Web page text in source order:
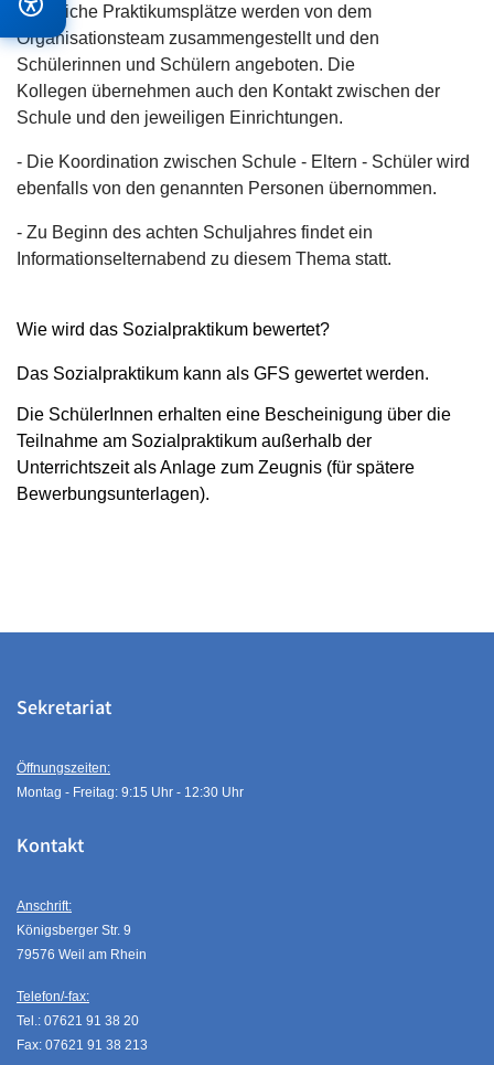
- Mögliche Praktikumsplätze werden von dem
Organisationsteam zusammengestellt und den
Schülerinnen und Schülern angeboten. Die
Kollegen übernehmen auch den Kontakt zwischen der
Schule und den jeweiligen Einrichtungen.
- Die Koordination zwischen Schule - Eltern - Schüler wird
ebenfalls von den genannten Personen übernommen.
- Zu Beginn des achten Schuljahres findet ein
Informationselternabend zu diesem Thema statt.
Wie wird das Sozialpraktikum bewertet?
Das Sozialpraktikum kann als GFS gewertet werden.
Die SchülerInnen erhalten eine Bescheinigung über die
Teilnahme am Sozialpraktikum außerhalb der
Unterrichtszeit als Anlage zum Zeugnis (für spätere
Bewerbungsunterlagen).
Sekretariat
Öffnungszeiten:
Montag - Freitag: 9:15 Uhr - 12:30 Uhr
Kontakt
Anschrift:
Königsberger Str. 9
79576 Weil am Rhein
Telefon/-fax:
Tel.: 07621 91 38 20
Fax: 07621 91 38 213